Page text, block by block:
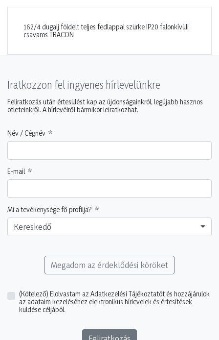
162/4 dugalj földelt teljes fedlappal szürke IP20 falonkívüli
csavaros TRACON
Iratkozzon fel ingyenes hírlevelünkre
Feliratkozás után értesülést kap az újdonságainkról, legújabb hasznos
ötleteinkről. A hírlevélről bármikor leiratkozhat.
Név / Cégnév
E-mail
Mi a tevékenysége fő profilja?
Kereskedő
Megadom az érdeklődési köröket
(Kötelező) Elolvastam az Adatkezelési Tájékoztatót és hozzájárulok
az adataim kezeléséhez elektronikus hírlevelek és értesítések
küldése céljából.